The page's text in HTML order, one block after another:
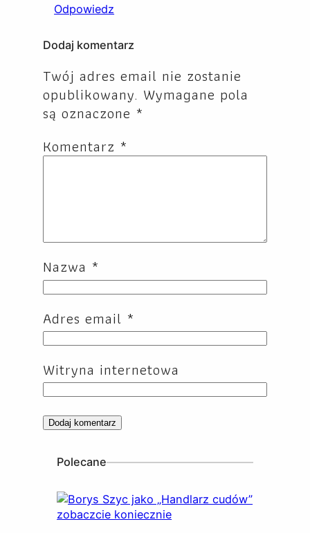
Odpowiedz
Dodaj komentarz
Twój adres email nie zostanie
opublikowany. Wymagane pola
są oznaczone *
Komentarz *
Nazwa *
Adres email *
Witryna internetowa
Polecane